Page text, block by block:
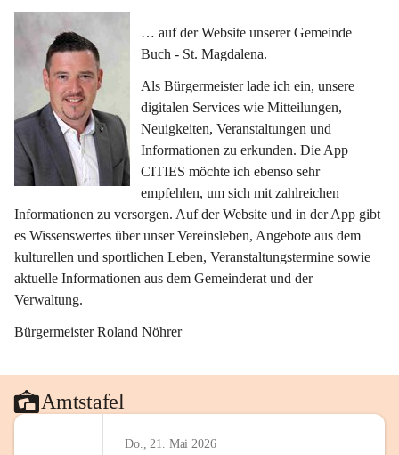
… auf der Website unserer Gemeinde
Buch - St. Magdalena.
Als Bürgermeister lade ich ein, unsere
digitalen Services wie Mitteilungen,
Neuigkeiten, Veranstaltungen und
Informationen zu erkunden. Die App
CITIES möchte ich ebenso sehr
empfehlen, um sich mit zahlreichen
Informationen zu versorgen. Auf der Website und in der App gibt
es Wissenswertes über unser Vereinsleben, Angebote aus dem
kulturellen und sportlichen Leben, Veranstaltungstermine sowie
aktuelle Informationen aus dem Gemeinderat und der
Verwaltung.
Bürgermeister Roland Nöhrer
Amtstafel
Do., 21. Mai 2026